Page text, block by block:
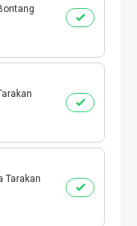
Tarakan